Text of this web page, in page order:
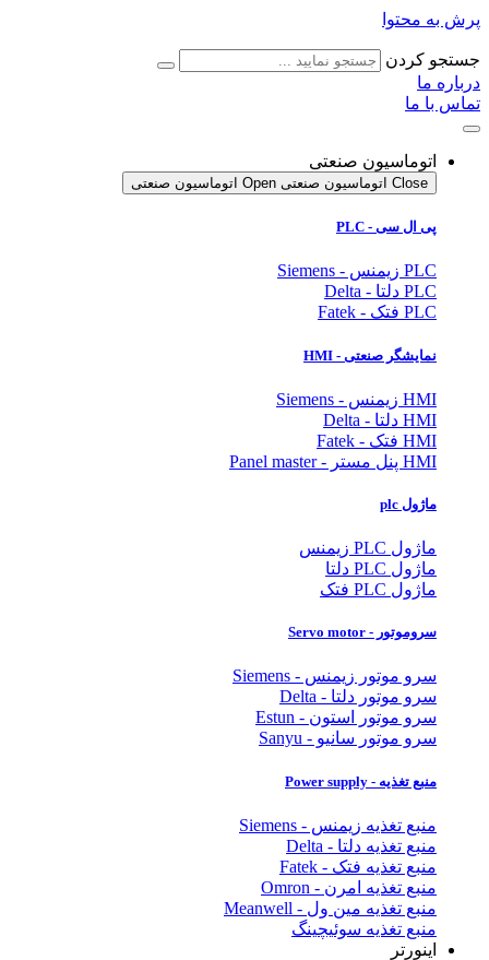
پرش به محتوا
جستجو کردن
درباره ما
تماس با ما
اتوماسیون صنعتی
Close اتوماسیون صنعتی Open اتوماسیون صنعتی
پی ال سی - PLC
PLC زیمنس - Siemens
PLC دلتا - Delta
PLC فتک - Fatek
نمایشگر صنعتی - HMI
HMI زیمنس - Siemens
HMI دلتا - Delta
HMI فتک - Fatek
HMI پنل مستر - Panel master
ماژول plc
ماژول PLC زیمنس
ماژول PLC دلتا
ماژول PLC فتک
سروموتور - Servo motor
سرو موتور زیمنس - Siemens
سرو موتور دلتا - Delta
سرو موتور استون - Estun
سرو موتور سانیو - Sanyu
منبع تغذیه - Power supply
منبع تغذیه زیمنس - Siemens
منبع تغذیه دلتا - Delta
منبع تغذیه فتک - Fatek
منبع تغذیه امرن - Omron
منبع تغذیه مین ول - Meanwell
منبع تغذیه سوئیچینگ
اینورتر